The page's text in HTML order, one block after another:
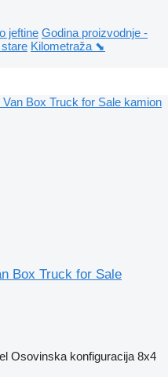
jeftine Godina proizvodnje -
Kilometraža ⬊
Box Truck for Sale
Osovinska konfiguracija 8x4